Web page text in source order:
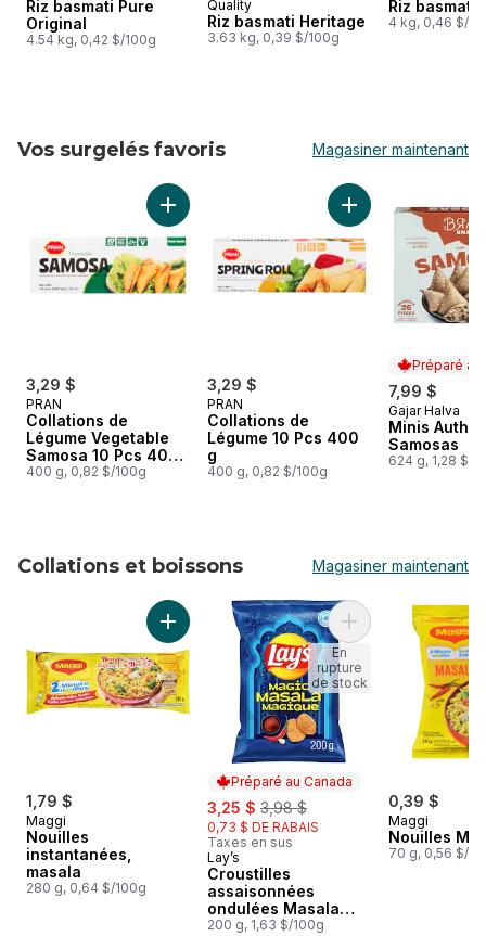
Riz basmati Pure
Original
4.54 kg, 0,42 $/100g
Quality
Riz basmati Heritage
3.63 kg, 0,39 $/100g
Riz basmati
4 kg, 0,46 $/
Vos surgelés favoris Magasiner maintenant
sauter Vos surgelés favoris
3,29 $
PRAN
Collations de
Légume Vegetable
Samosa 10 Pcs 400
g
400 g, 0,82 $/100g
Ajouter Collations de Légume Vegetable
3,29 $
PRAN
Collations de
Légume 10 Pcs 400
g
400 g, 0,82 $/100g
Ajouter Collations
Préparé au
7,99 $
Préparé au
Gajar Halva
Minis
Samosas
624 g, 1,28 $/
Collations et boissons Magasiner maintenant
sauter Collations et boissons
1,79 $
Maggi
Nouilles
instantanées,
masala
280 g, 0,64 $/100g
Ajouter Nouilles instantanées, masala au
Préparé au Canada
sale:
3,25 $ , formerly:
3,98 $
0,73 $ DE RABAIS
Taxes en sus
Préparé au Canada
Lay’s
Croustilles
assaisonnées
ondulées Masala
magique
200 g, 1,63 $/100g
Ajouter Croustilles
En
rupture
de stock
0,39 $
Maggi
Nouilles
70 g, 0,56 $/